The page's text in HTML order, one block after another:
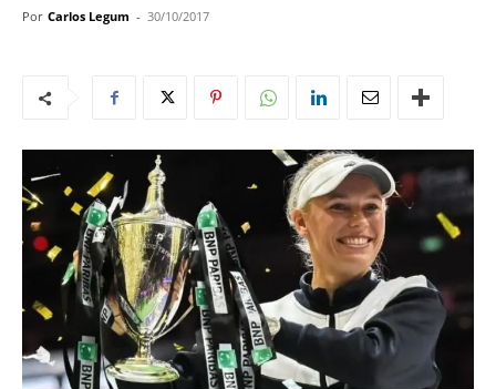
Por Carlos Legum - 30/10/2017